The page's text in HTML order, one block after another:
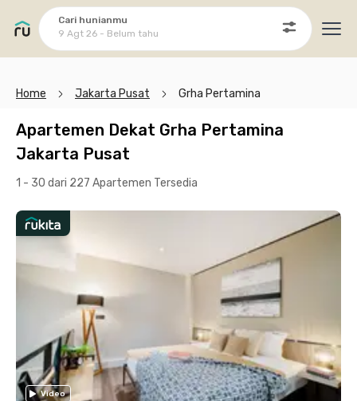
Cari hunianmu
9 Agt 26 - Belum tahu
Home Jakarta Pusat Grha Pertamina
Apartemen Dekat Grha Pertamina
Jakarta Pusat
1 - 30 dari 227 Apartemen Tersedia
Video